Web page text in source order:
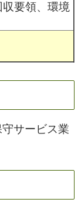
要領、環境
サービス業